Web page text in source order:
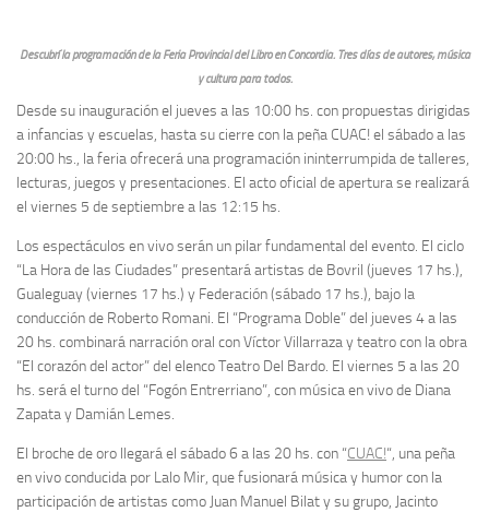
Descubrí la programación de la Feria Provincial del Libro en Concordia. Tres días de autores, música
y cultura para todos.
Desde su inauguración el jueves a las 10:00 hs. con propuestas dirigidas
a infancias y escuelas, hasta su cierre con la peña CUAC! el sábado a las
20:00 hs., la feria ofrecerá una programación ininterrumpida de talleres,
lecturas, juegos y presentaciones. El acto oficial de apertura se realizará
el viernes 5 de septiembre a las 12:15 hs.
Los espectáculos en vivo serán un pilar fundamental del evento. El ciclo
“La Hora de las Ciudades” presentará artistas de Bovril (jueves 17 hs.),
Gualeguay (viernes 17 hs.) y Federación (sábado 17 hs.), bajo la
conducción de Roberto Romani. El “Programa Doble” del jueves 4 a las
20 hs. combinará narración oral con Víctor Villarraza y teatro con la obra
“El corazón del actor” del elenco Teatro Del Bardo. El viernes 5 a las 20
hs. será el turno del “Fogón Entrerriano”, con música en vivo de Diana
Zapata y Damián Lemes.
El broche de oro llegará el sábado 6 a las 20 hs. con “CUAC!“, una peña
en vivo conducida por Lalo Mir, que fusionará música y humor con la
participación de artistas como Juan Manuel Bilat y su grupo, Jacinto